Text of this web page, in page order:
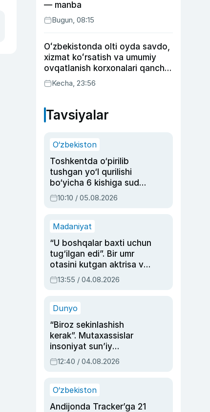
— manba
Bugun, 08:15
Oʻzbekistonda olti oyda savdo,
xizmat koʻrsatish va umumiy
ovqatlanish korxonalari qancha
soliq toʻlagani ochiqlandi
Kecha, 23:56
Tavsiyalar
O‘zbekiston
Toshkentda o‘pirilib
tushgan yo‘l qurilishi
bo‘yicha 6 kishiga sud
hukmi o‘qildi
10:10 / 05.08.2026
Madaniyat
“U boshqalar baxti uchun
tug‘ilgan edi”. Bir umr
otasini kutgan aktrisa va
dublyaj ustasi Rimma
Ahmedovaning
13:55 / 04.08.2026
Dunyo
“Biroz sekinlashish
kerak”. Mutaxassislar
insoniyat sun’iy
intellektni boshqara
olmay qolishidan xavotir
12:40 / 04.08.2026
O‘zbekiston
Andijonda Tracker’ga 21